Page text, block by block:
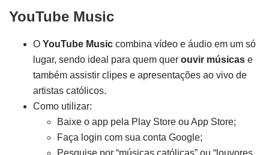
YouTube Music
O YouTube Music combina vídeo e áudio em um só
lugar, sendo ideal para quem quer ouvir músicas e
também assistir clipes e apresentações ao vivo de
artistas católicos.
Como utilizar:
Baixe o app pela Play Store ou App Store;
Faça login com sua conta Google;
Pesquise por “músicas católicas” ou “louvores